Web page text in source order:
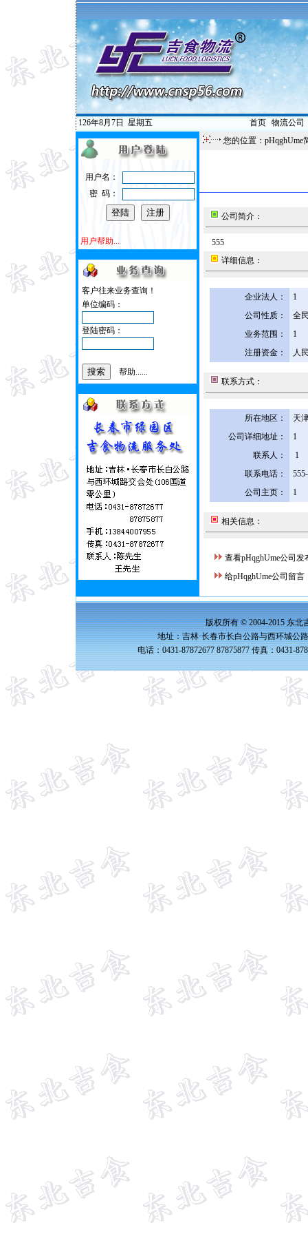
126年8月7日 星期五 首页| 物流公司
用户名：
密 码：
用户帮助...
客户往来业务查询！
单位编码：
登陆密码：
帮助......
您的位置：pHqghUme
公司简介：
555
详细信息：
企业法人：
1
公司性质：
全
业务范围：
1
注册资金：
人
联系方式：
所在地区：
天
公司详细地址：
1
联系人：
1
联系电话：
公司主页：
1
相关信息：
查看pHqghUme公司发
给pHqghUme公司留言
版权所有 © 2004-2015 东北
地址：吉林·长春市长白公路与西环城公
电话：0431-87872677 87875877 传真：0431-